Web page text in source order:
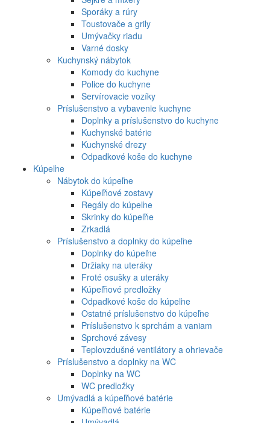
Sporáky a rúry
Toustovače a grily
Umývačky riadu
Varné dosky
Kuchynský nábytok
Komody do kuchyne
Police do kuchyne
Servírovacie vozíky
Príslušenstvo a vybavenie kuchyne
Doplnky a príslušenstvo do kuchyne
Kuchynské batérie
Kuchynské drezy
Odpadkové koše do kuchyne
Kúpeľne
Nábytok do kúpeľne
Kúpeľňové zostavy
Regály do kúpeľne
Skrinky do kúpeľňe
Zrkadlá
Príslušenstvo a doplnky do kúpeľne
Doplnky do kúpeľne
Držiaky na uteráky
Froté osušky a uteráky
Kúpeľňové predložky
Odpadkové koše do kúpeľne
Ostatné príslušenstvo do kúpeľne
Príslušenstvo k sprchám a vaniam
Sprchové závesy
Teplovzdušné ventilátory a ohrievače
Príslušenstvo a doplnky na WC
Doplnky na WC
WC predložky
Umývadlá a kúpeľňové batérie
Kúpeľňové batérie